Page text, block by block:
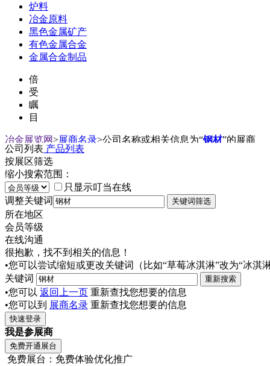
炉料
冶金原料
黑色金属矿产
有色金属合金
金属合金制品
倍
受
瞩
目
冶金展览网>展商名录>公司名称或相关信息为“钢材”的展商
公司列表 产品列表
按展区筛选
缩小搜索范围：
只显示叮当在线
调整关键词
所在地区
会员等级
在线沟通
很抱歉，找不到相关的信息！
•您可以尝试缩短或更改关键词（比如“草莓冰淇淋”改为“冰淇
关键词
•您可以 返回上一页 重新查找您想要的信息
•您可以到 展商名录 重新查找您想要的信息
我是参展商
免费展台：免费体验优化推广